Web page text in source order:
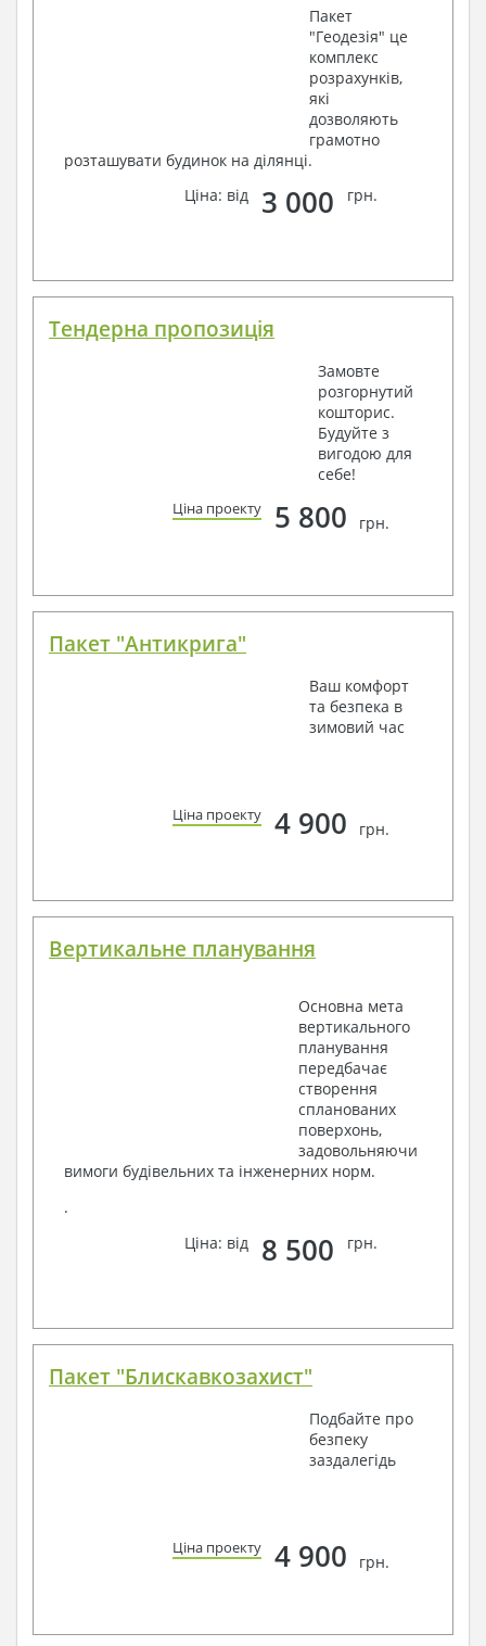
Пакет
"Геодезія" це
комплекс
розрахунків,
які
дозволяють
грамотно
розташувати будинок на ділянці.
Ціна: від
3 000 грн.
Тендерна пропозиція
Замовте
розгорнутий
кошторис.
Будуйте з
вигодою для
себе!
Ціна проекту 5 800 грн.
Пакет "Антикрига"
Ваш комфорт
та безпека в
зимовий час
Ціна проекту 4 900 грн.
Вертикальне планування
Основна мета
вертикального
планування
передбачає
створення
спланованих
поверхонь,
задовольняючи
вимоги будівельних та інженерних норм.
.
Ціна: від
8 500 грн.
Пакет "Блискавкозахист"
Подбайте про
безпеку
заздалегідь
Ціна проекту 4 900 грн.